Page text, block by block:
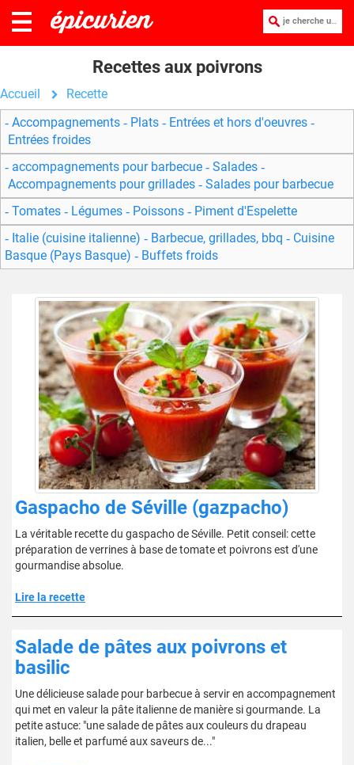
je cherche une recette :
Recettes aux poivrons
Accueil
Recette
Accompagnements
Plats
Entrées et hors d'oeuvres
Entrées froides
accompagnements pour barbecue
Salades
Accompagnements pour grillades
Salades pour barbecue
Tomates
Légumes Poissons
Piment d'Espelette
Italie (cuisine italienne)
Barbecue, grillades, bbq
Cuisine
Basque (Pays Basque)
Buffets froids
Gaspacho de Séville (gazpacho)
La véritable recette du gaspacho de Séville. Petit conseil: cette
préparation de verrines à base de tomate et poivrons est d'une
gourmandise absolue.
Lire la recette
Salade de pâtes aux poivrons et
basilic
Une délicieuse salade pour barbecue à servir en accompagnement
qui met en valeur la pâte italienne de manière si gourmande. La
petite astuce: "une salade de pâtes aux couleurs du drapeau
italien, belle et parfumé aux saveurs de..."